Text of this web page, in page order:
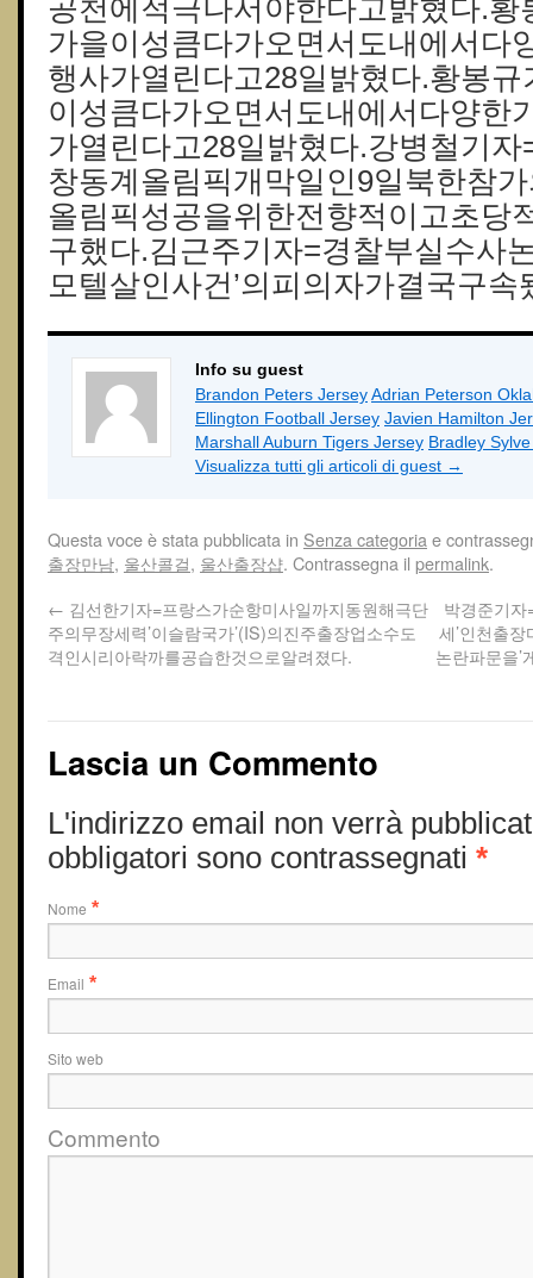
공천에적극나서야한다고밝혔다.황
가을이성큼다가오면서도내에서다
행사가열린다고28일밝혔다.황봉
이성큼다가오면서도내에서다양한
가열린다고28일밝혔다.강병철기
창동계올림픽개막일인9일북한참
올림픽성공을위한전향적이고초당
구했다.김근주기자=경찰부실수사
모텔살인사건’의피의자가결국구속
Info su guest
Brandon Peters JerseyAdrian Peterson
Ellington Football Jersey Javien Hamilton
Marshall Auburn Tigers Jersey Bradley
Visualizza tutti gli articoli di guest →
Questa voce è stata pubblicata in Senza categoria e
출장만남, 울산콜걸, 울산 출장샵. Contrassegna il permalink.
← 김선한기자=프랑스가순항미사일까지동원해극단
주의무장세력’이슬람국가’(IS)의진주출장업소수도
격인시리아락까를공습한것으로알려졌다.
박경준기자
세’인천출
논란파문을’
Lascia un Commento
L'indirizzo email non verrà
obbligatori sono contrassegnati *
Nome *
Email *
Sito web
Commento